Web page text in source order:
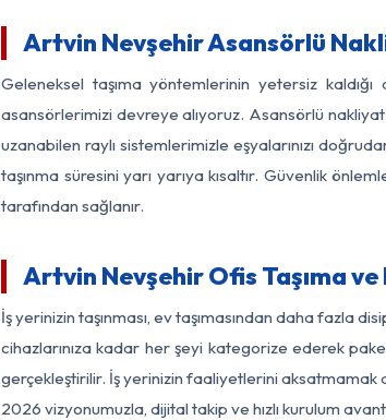
Artvin Nevşehir Asansörlü
Geleneksel taşıma yöntemlerinin yetersiz
asansörlerimizi devreye alıyoruz. Asansörlü
uzanabilen raylı sistemlerimizle eşyalarınızı
taşınma süresini yarı yarıya kısaltır. Güvenlik
tarafından sağlanır.
Artvin Nevşehir Ofis Taşıma
İş yerinizin taşınması, ev taşımasından daha fazla
cihazlarınıza kadar her şeyi kategorize ederek
gerçekleştirilir. İş yerinizin faaliyetlerini aksatmamak
2026 vizyonumuzla, dijital takip ve hızlı kurulum